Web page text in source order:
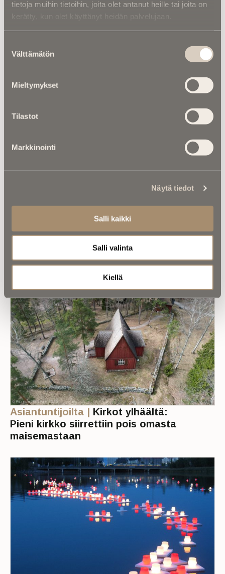
tietoja muihin tietoihin, joita olet antanut heille tai joita on
kerätty, kun olet käyttänyt heidän palvelujaan.
valinta
Välttämätön
Mieltymykset
Tilastot
Markkinointi
Näytä tiedot
Salli kaikki
Salli valinta
Kiellä
Juhani Aho kirjoitti
Suomen muutoksen äärelle – mitä
hän tuumaisi tekoälystä?
Asiantuntijoilta | Kirkot ylhäältä:
Pieni kirkko siirrettiin pois omasta
maisemastaan